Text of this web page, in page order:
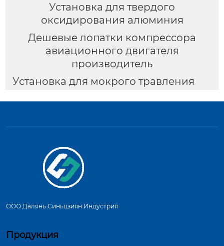
Установка для твердого
оксидирования алюминия
Дешевые лопатки компрессора
авиационного двигателя
производитель
Установка для мокрого травления
ООО Далянь Синьцзиян Индустрия
Продукция